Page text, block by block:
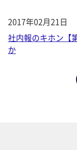
2017年02月21日
社内報のキホン【
か